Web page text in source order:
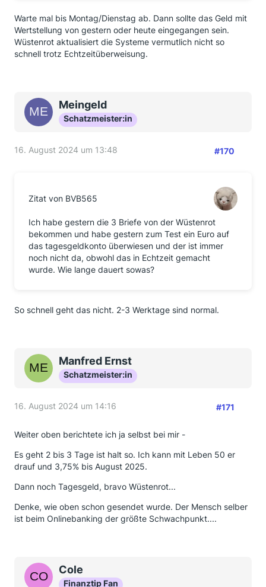
Warte mal bis Montag/Dienstag ab. Dann sollte das Geld mit
Wertstellung von gestern oder heute eingegangen sein.
Wüstenrot aktualisiert die Systeme vermutlich nicht so
schnell trotz Echtzeitüberweisung.
Meingeld
Schatzmeister:in
16. August 2024 um 13:48 #170
Zitat von BVB565
Ich habe gestern die 3 Briefe von der Wüstenrot
bekommen und habe gestern zum Test ein Euro auf
das tagesgeldkonto überwiesen und der ist immer
noch nicht da, obwohl das in Echtzeit gemacht
wurde. Wie lange dauert sowas?
So schnell geht das nicht. 2-3 Werktage sind normal.
Manfred Ernst
Schatzmeister:in
16. August 2024 um 14:16 #171
Weiter oben berichtete ich ja selbst bei mir -
Es geht 2 bis 3 Tage ist halt so. Ich kann mit Leben 50 er
drauf und 3,75% bis August 2025.
Dann noch Tagesgeld, bravo Wüstenrot...
Denke, wie oben schon gesendet wurde. Der Mensch selber
ist beim Onlinebanking der größte Schwachpunkt....
Cole
Finanztip Fan